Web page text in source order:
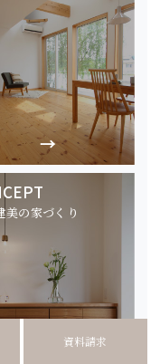
美の家づくり
資料請求